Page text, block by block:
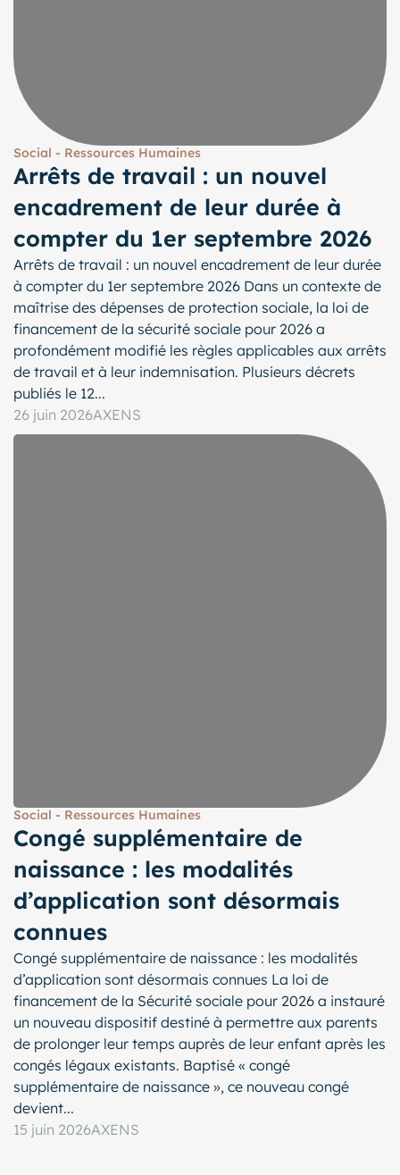
Social - Ressources Humaines
Arrêts de travail : un nouvel
encadrement de leur durée à
compter du 1er septembre 2026
Arrêts de travail : un nouvel encadrement de leur durée
à compter du 1er septembre 2026 Dans un contexte de
maîtrise des dépenses de protection sociale, la loi de
financement de la sécurité sociale pour 2026 a
profondément modifié les règles applicables aux arrêts
de travail et à leur indemnisation. Plusieurs décrets
publiés le 12...
26 juin 2026AXENS
Social - Ressources Humaines
Congé supplémentaire de
naissance : les modalités
d’application sont désormais
connues
Congé supplémentaire de naissance : les modalités
d’application sont désormais connues La loi de
financement de la Sécurité sociale pour 2026 a instauré
un nouveau dispositif destiné à permettre aux parents
de prolonger leur temps auprès de leur enfant après les
congés légaux existants. Baptisé « congé
supplémentaire de naissance », ce nouveau congé
devient...
15 juin 2026AXENS